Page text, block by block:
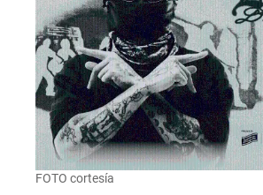
FOTO cortesía